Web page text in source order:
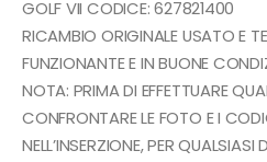
75,00€.
GOLF VII CODICE: 627821400
RICAMBIO ORIGINALE USATO E
FUNZIONANTE E IN BUONE
NOTA: PRIMA DI EFFETTUARE
CONFRONTARE LE FOTO E I
NELL’INSERZIONE, PER